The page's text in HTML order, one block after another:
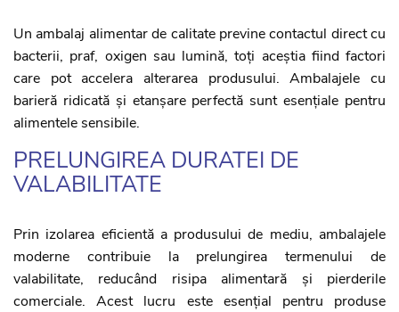
Un ambalaj alimentar de calitate previne contactul direct cu
bacterii, praf, oxigen sau lumină, toți aceștia fiind factori
care pot accelera alterarea produsului. Ambalajele cu
barieră ridicată și etanșare perfectă sunt esențiale pentru
alimentele sensibile.
PRELUNGIREA DURATEI DE
VALABILITATE
Prin izolarea eficientă a produsului de mediu, ambalajele
moderne contribuie la prelungirea termenului de
valabilitate, reducând risipa alimentară și pierderile
comerciale. Acest lucru este esențial pentru produse